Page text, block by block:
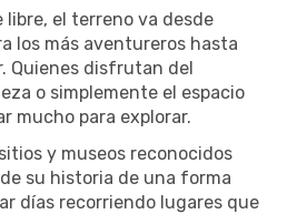
el terreno va desde
los más aventureros hasta
Quienes disfrutan del
o simplemente el espacio
mucho para explorar.
y museos reconocidos
su historia de una forma
días recorriendo lugares que